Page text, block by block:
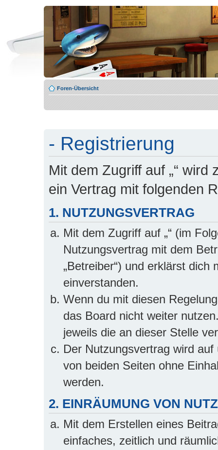
Foren-Übersicht
- Registrierung
Mit dem Zugriff auf „“
ein Vertrag mit folgenden
1. NUTZUNGSVERTRAG
Mit dem Zugriff auf „“ (im
Nutzungsvertrag mit dem
„Betreiber“) und erklärst
einverstanden.
Wenn du mit diesen
das Board nicht weiter
jeweils die an dieser Stelle
Der Nutzungsvertrag wird
von beiden Seiten ohne
werden.
2. EINRÄUMUNG VON
Mit dem Erstellen eines
einfaches, zeitlich und